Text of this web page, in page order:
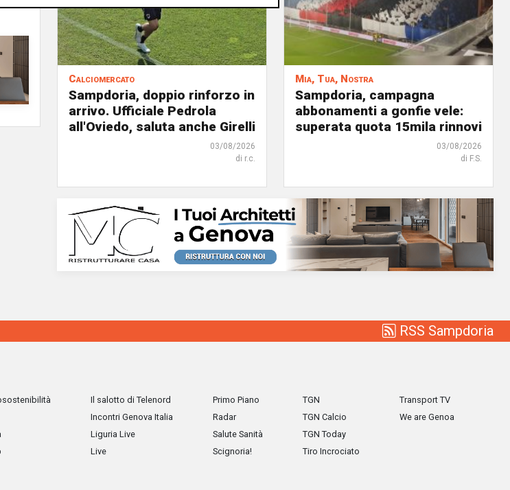
Calciomercato
Sampdoria, doppio rinforzo in
arrivo. Ufficiale Pedrola
all'Oviedo, saluta anche Girelli
03/08/2026
di r.c.
Mia, Tua, Nostra
Sampdoria, campagna
abbonamenti a gonfie vele:
superata quota 15mila rinnovi
03/08/2026
di F.S.
RSS Sampdoria
Il salotto di Telenord
Incontri Genova Italia
Liguria Live
Live
Primo Piano
Radar
Salute Sanità
Scignoria!
TGN
TGN Calcio
TGN Today
Tiro Incrociato
Transport TV
We are Genoa